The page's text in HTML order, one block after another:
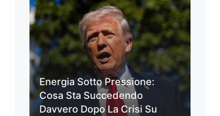
Energia Sotto Pressione:
Cosa Sta Succedendo
Davvero Dopo La Crisi Su